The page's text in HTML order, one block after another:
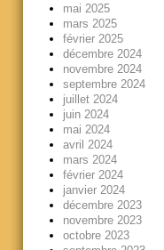
mai 2025
mars 2025
février 2025
décembre 2024
novembre 2024
septembre 2024
juillet 2024
juin 2024
mai 2024
avril 2024
mars 2024
février 2024
janvier 2024
décembre 2023
novembre 2023
octobre 2023